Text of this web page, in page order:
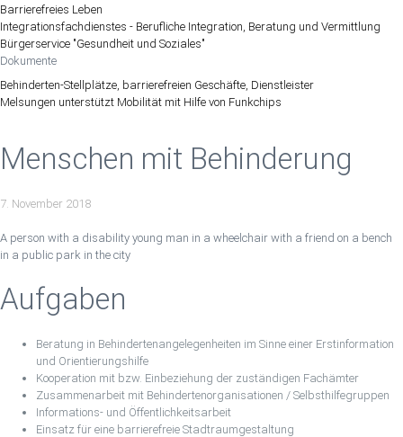
Barrierefreies Leben
Integrationsfachdienstes - Berufliche Integration, Beratung und Vermittlung
Bürgerservice "Gesundheit und Soziales"
Dokumente
Behinderten-Stellplätze, barrierefreien Geschäfte, Dienstleister
Melsungen unterstützt Mobilität mit Hilfe von Funkchips
Menschen mit Behinderung
7. November 2018
A person with a disability young man in a wheelchair with a friend on a bench
in a public park in the city
Aufgaben
Beratung in Behindertenangelegenheiten im Sinne einer Erstinformation
und Orientierungshilfe
Kooperation mit bzw. Einbeziehung der zuständigen Fachämter
Zusammenarbeit mit Behindertenorganisationen / Selbsthilfegruppen
Informations- und Öffentlichkeitsarbeit
Einsatz für eine barrierefreie Stadtraumgestaltung